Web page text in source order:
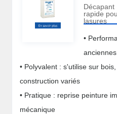
Décapant
rapide
lasures
•
• Polyvalent : s'utilise sur
construction variés
• Pratique : reprise peinture
mécanique